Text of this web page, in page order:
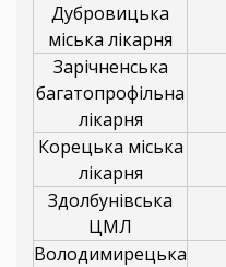
Дубровицька
міська лікарня
Зарічненська
багатопрофільна
лікарня
Корецька міська
лікарня
Здолбунівська
ЦМЛ
Володимирецька